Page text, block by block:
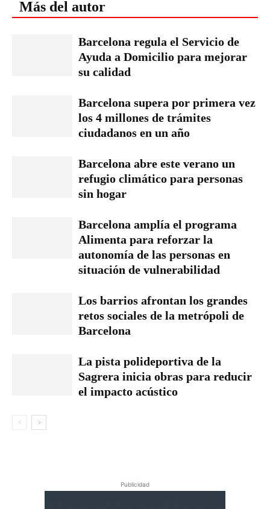
Más del autor
Barcelona regula el Servicio de
Ayuda a Domicilio para mejorar
su calidad
Barcelona supera por primera vez
los 4 millones de trámites
ciudadanos en un año
Barcelona abre este verano un
refugio climático para personas
sin hogar
Barcelona amplía el programa
Alimenta para reforzar la
autonomía de las personas en
situación de vulnerabilidad
Los barrios afrontan los grandes
retos sociales de la metrópoli de
Barcelona
La pista polideportiva de la
Sagrera inicia obras para reducir
el impacto acústico
Publicidad